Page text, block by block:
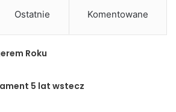
Ostatnie Komentowane
Roku
5 lat wstecz